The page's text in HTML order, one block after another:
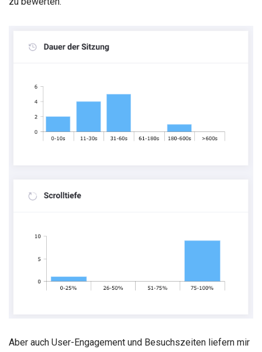
Aber auch User-Engagement und Besuchszeiten liefern mir